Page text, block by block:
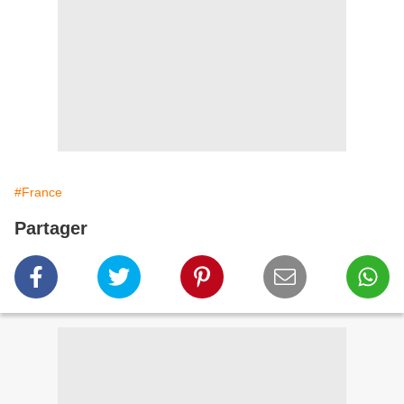
#France
Partager